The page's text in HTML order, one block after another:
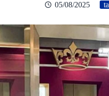
05/08/2025